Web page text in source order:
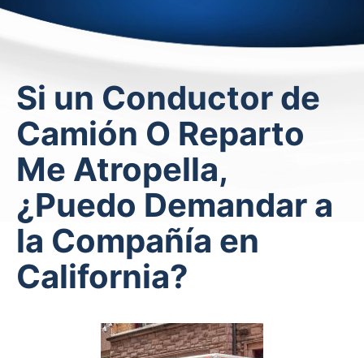
Si un Conductor de
Camión O Reparto
Me Atropella,
¿Puedo Demandar a
la Compañía en
California?